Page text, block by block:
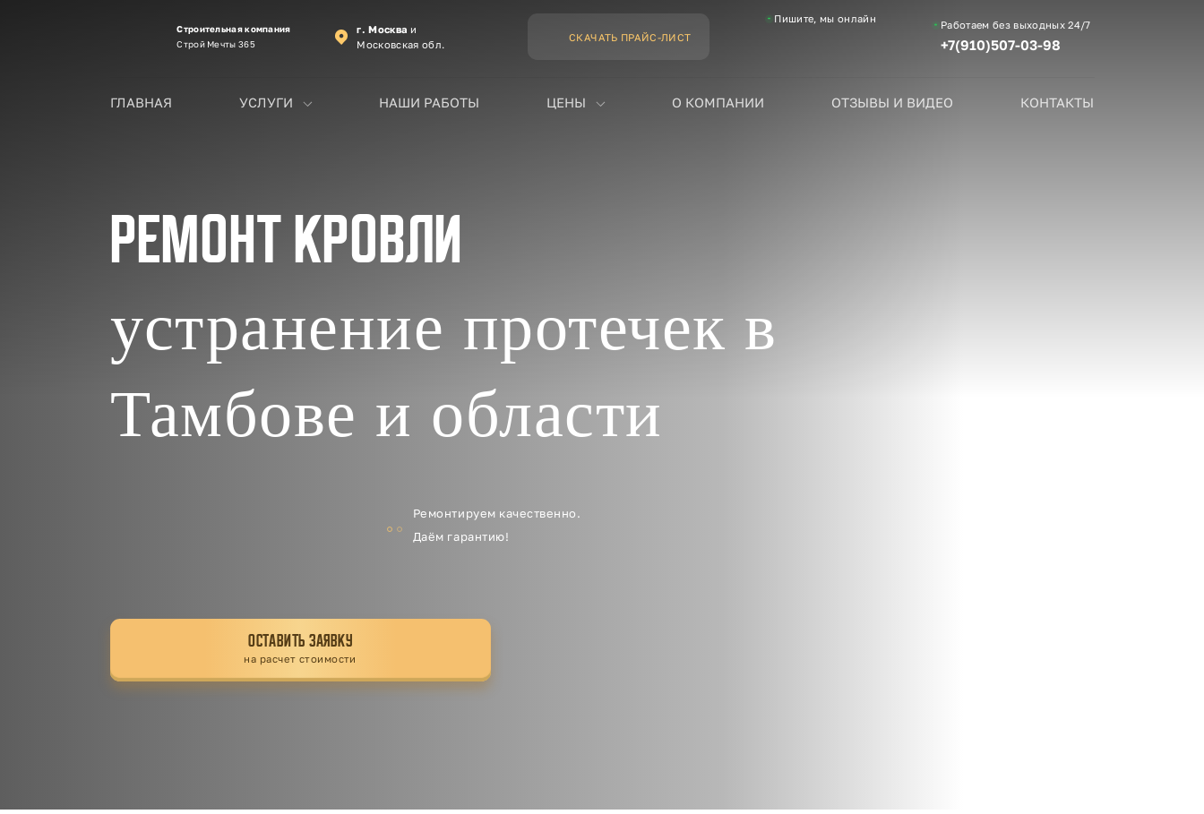
Строительная компания
Строй Мечты 365
г. Москва и
Московская обл.
СКАЧАТЬ ПРАЙС-ЛИСТ
Пишите, мы онлайн
Работаем без выходных24/7
+7(910)507-03-98
ГЛАВНАЯ УСЛУГИ НАШИ РАБОТЫ ЦЕНЫ О КОМПАНИИ ОТЗЫВЫ И ВИДЕО КОНТАКТЫ
Ремонт кровли
устранение протечек в
Тамбове и области
Ремонтируем качественно.
Даём гарантию!
ОСТАВИТЬ ЗАЯВКУ
на расчет стоимости